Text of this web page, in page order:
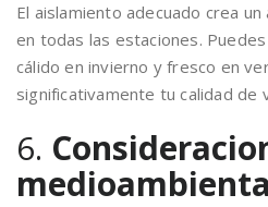
El aislamiento adecuado crea
en todas las estaciones.
cálido en invierno y fresco en
significativamente tu calidad de
6.